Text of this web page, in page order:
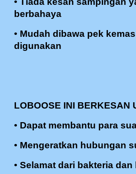
berbahaya
• Mudah dibawa pek
digunakan
LOBOOSE INI BERKESAN
• Dapat membantu para
• Mengeratkan hubungan
• Selamat dari bakteria dan